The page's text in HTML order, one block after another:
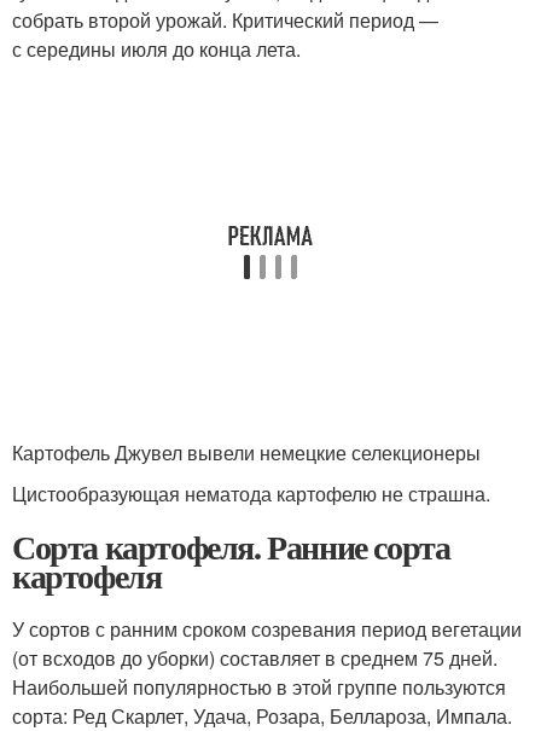
собрать второй урожай. Критический период —
с середины июля до конца лета.
Картофель Джувел вывели немецкие селекционеры
Цистообразующая нематода картофелю не страшна.
Сорта картофеля. Ранние сорта
картофеля
У сортов с ранним сроком созревания период вегетации
(от всходов до уборки) составляет в среднем 75 дней.
Наибольшей популярностью в этой группе пользуются
сорта: Ред Скарлет, Удача, Розара, Беллароза, Импала.